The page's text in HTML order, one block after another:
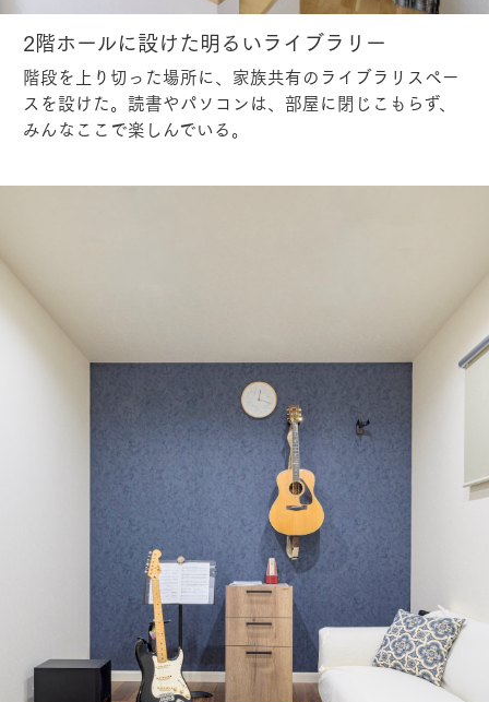
2階ホールに設けた明るいライブラリー
階段を上り切った場所に、家族共有のライブラリスペー
スを設けた。読書やパソコンは、部屋に閉じこもらず、
みんなここで楽しんでいる。